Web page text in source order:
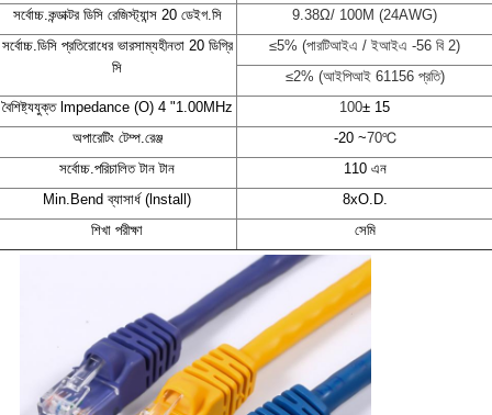
সর্বোচ্চ.কন্ডাক্টর ডিসি রেজিস্ট্যান্স 20 ডেইগ.সি
9.38Ω/ 100M (24AWG)
সর্বোচ্চ.ডিসি প্রতিরোধের ভারসাম্যহীনতা 20 ডিগ্রি
সি
≤5% (পারটিআইএ / ইআইএ -56 বি 2)
≤2% (আইপিআই 61156 প্রতি)
বৈশিষ্ট্যযুক্ত lmpedance (O) 4 "1.00MHz
100± 15
অপারেটিং টেম্প.রেঞ্জ
-20 ~70℃
সর্বোচ্চ.পরিচালিত টান টান
110 এন
Min.Bend ব্যাসার্ধ (lnstall)
8xO.D.
শিখা পরীক্ষা
সেমি